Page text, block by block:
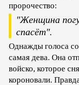
пророчество:
"Женщина
спасёт".
Однажды голоса
самая дева. Она
войско, которое
короновали.